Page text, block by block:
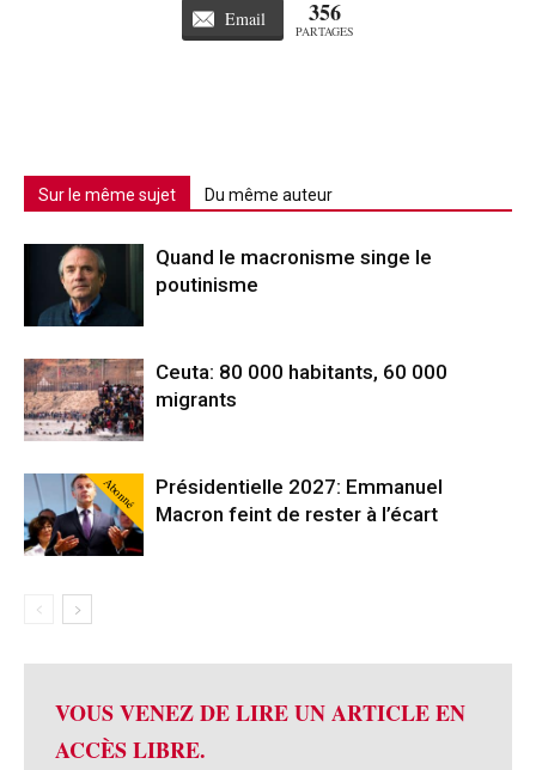
Email 356
PARTAGES
Sur le même sujet Du même auteur
Quand le macronisme singe le
poutinisme
Ceuta: 80 000 habitants, 60 000
migrants
Abonné
Présidentielle 2027: Emmanuel
Macron feint de rester à l’écart
VOUS VENEZ DE LIRE UN ARTICLE EN
ACCÈS LIBRE.